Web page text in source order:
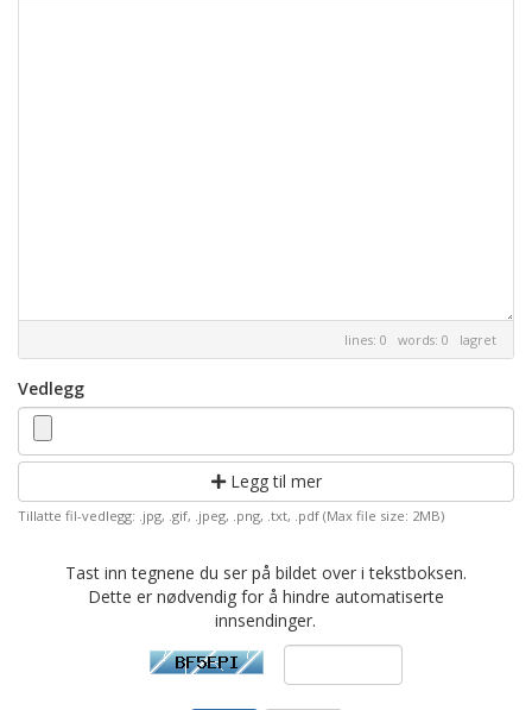
lines: 0 words: 0 lagret
Vedlegg
Legg til mer
Tillatte fil-vedlegg: .jpg, .gif, .jpeg, .png, .txt, .pdf (Max file size: 2MB)
Tast inn tegnene du ser på bildet over i tekstboksen.
Dette er nødvendig for å hindre automatiserte
innsendinger.